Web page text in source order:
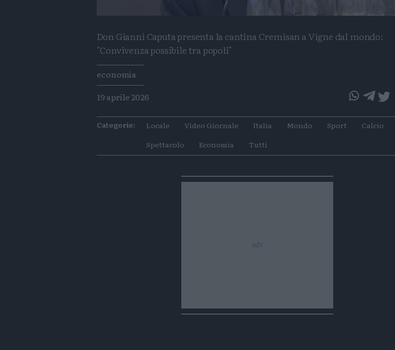
Don Gianni Caputa presenta la cantina Cremisan a Vigne dal mondo:
"Convivenza possibile tra popoli"
Tags
economia
19 aprile 2026
articoloarticolo
Categorie: Locale Video Giornale Italia Mondo Sport
Calcio
Spettacolo
Economia Tutti